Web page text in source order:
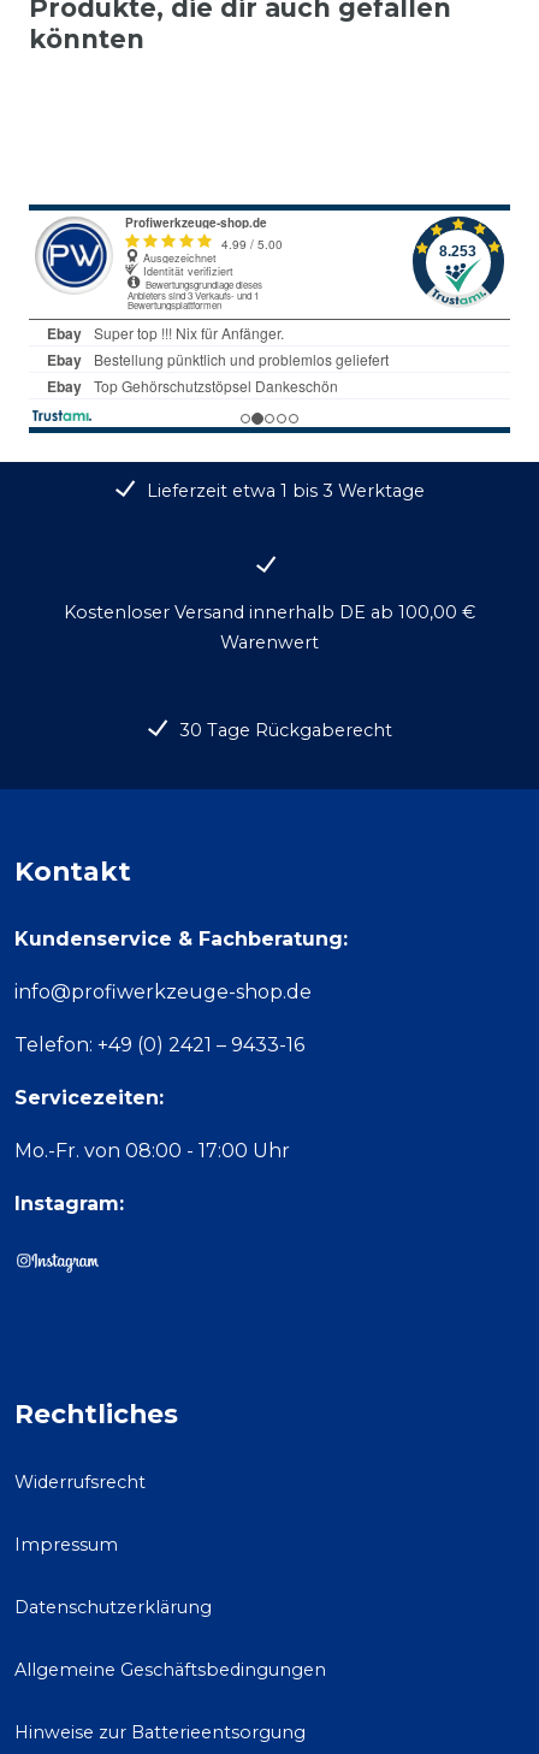
Produkte, die dir auch gefallen
könnten
Lieferzeit etwa 1 bis 3 Werktage
Kostenloser Versand innerhalb DE ab 100,00 €
Warenwert
30 Tage Rückgaberecht
Kontakt
Kundenservice & Fachberatung:
info@profiwerkzeuge-shop.de
Telefon: +49 (0) 2421 – 9433-16
Servicezeiten:
Mo.-Fr. von 08:00 - 17:00 Uhr
Instagram:
Rechtliches
Widerrufsrecht
Impressum
Datenschutzerklärung
Allgemeine Geschäftsbedingungen
Hinweise zur Batterieentsorgung